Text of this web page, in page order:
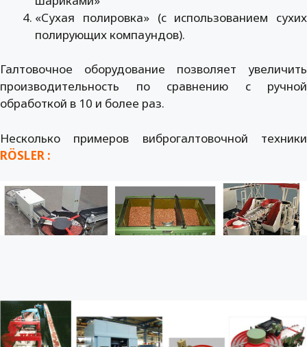
«Сухая полировка» (с использованием сухих
полирующих компаундов).
Галтовочное оборудование позволяет увеличить
производительность по сравнению с ручной
обработкой в 10 и более раз.
Несколько примеров виброгалтовочной техники
RÖSLER :